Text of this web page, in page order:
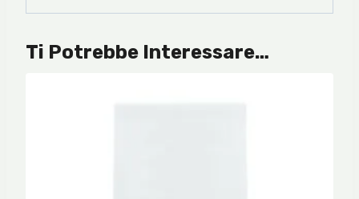
Ti Potrebbe Interessare…